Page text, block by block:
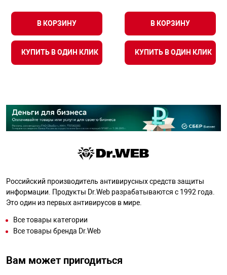
В КОРЗИНУ
КУПИТЬ В ОДИН КЛИК
В КОРЗИНУ
КУПИТЬ В ОДИН КЛИК
Российский производитель антивирусных средств защиты
информации. Продукты Dr.Web разрабатываются с 1992 года.
Это один из первых антивирусов в мире.
Все товары категории
Все товары бренда Dr.Web
Вам может пригодиться